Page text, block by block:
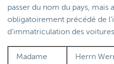
passer du nom du pays, mais
obligatoirement précédé de
d'immatriculation des
Madame
Herrn